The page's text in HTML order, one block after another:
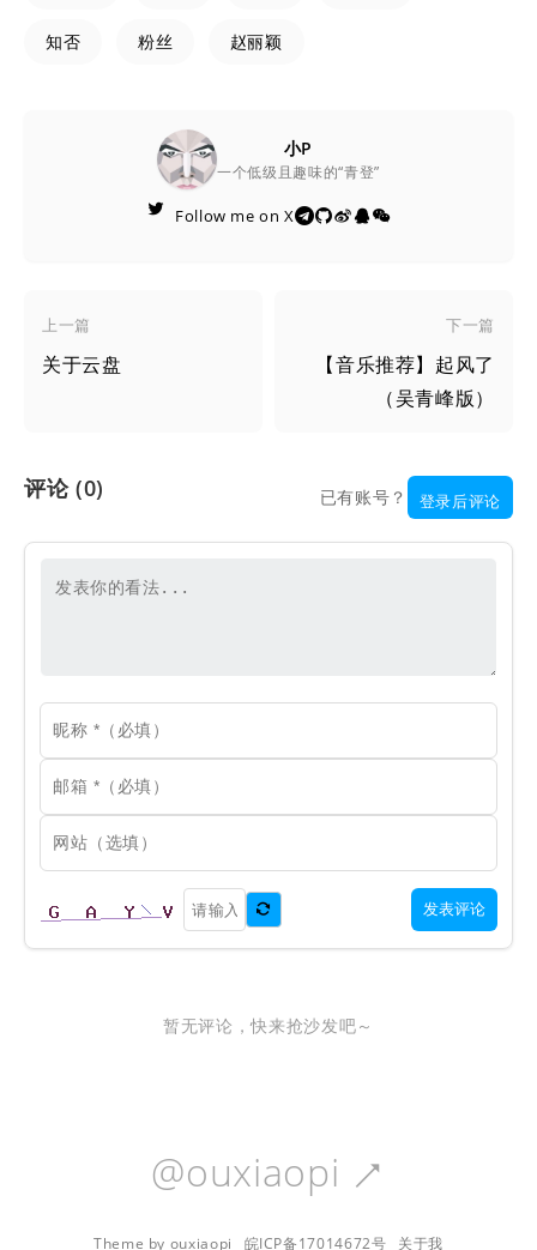
知否 粉丝 赵丽颖
小P
一个低级且趣味的“青登”
 Follow me on X
上一篇
关于云盘
下一篇
【音乐推荐】起风了
（吴青峰版）
评论(0) 已有账号？ 登录后评论
 发表评论
暂无评论，快来抢沙发吧～
@ouxiaopi 
Theme by ouxiaopi 皖ICP备17014672号 关于我